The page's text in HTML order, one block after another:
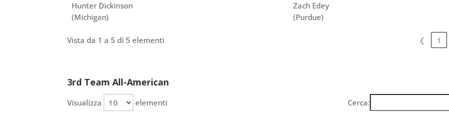
Hunter Dickinson
(Michigan)
Zach Edey
(Purdue)
Vista da 1 a 5 di 5 elementi ❮ 1
3rd Team All-American
Visualizza elementi Cerca: